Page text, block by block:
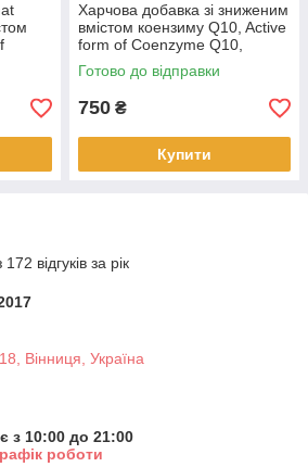
Харчова добавка зі зниженим
вмістом коензиму Q10, Active
form of Coenzyme Q10,
Unimat Riken 30 таб.
(681368)
Готово до відправки
750 ₴
Купити
відгуків за рік
Вінниця, Україна
з 10:00 до 21:00
роботи